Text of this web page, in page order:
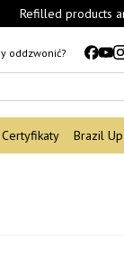
Refilled products
oddzwonić?
Certyfikaty Brazil Up